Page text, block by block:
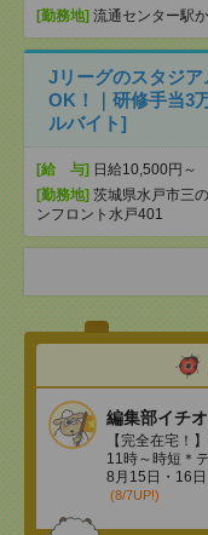
[勤務地] 流通センター駅
Jリーグのスタジ
OK！｜研修手当3
ルバイト]
[給 与] 日給10,500円～
[勤務地] 茨城県水戸市三
ンフロント水戸401
編集部イチ
【完全在宅！
11時～時短＊
8月15日・16
(8/7UP!)